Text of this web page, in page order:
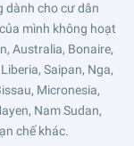
dành cho cư dân
mình không hoạt
Australia, Bonaire,
Saipan, Nga,
Micronesia,
Nam Sudan,
chế khác.